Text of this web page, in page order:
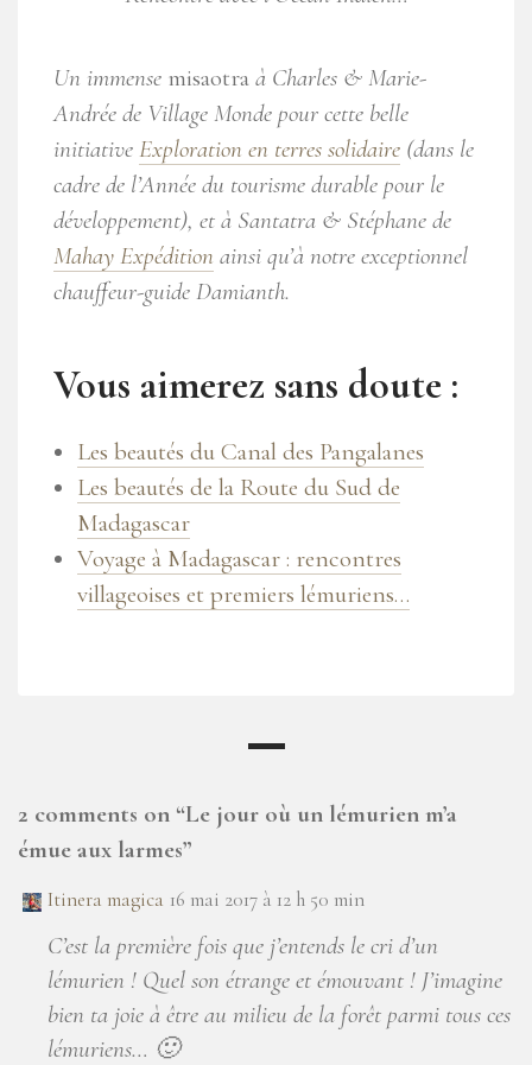
Un immense misaotra à Charles & Marie-
Andrée de Village Monde pour cette belle
initiative Exploration en terres solidaire (dans le
cadre de l’Année du tourisme durable pour le
développement), et à Santatra & Stéphane de
Mahay Expédition ainsi qu’à notre exceptionnel
chauffeur-guide Damianth.
Vous aimerez sans doute :
Les beautés du Canal des Pangalanes
Les beautés de la Route du Sud de
Madagascar
Voyage à Madagascar : rencontres
villageoises et premiers lémuriens…
2 comments on “Le jour où un lémurien m’a
émue aux larmes”
Itinera magica 16 mai 2017 à 12 h 50 min
C’est la première fois que j’entends le cri d’un
lémurien ! Quel son étrange et émouvant ! J’imagine
bien ta joie à être au milieu de la forêt parmi tous ces
lémuriens… 🙂